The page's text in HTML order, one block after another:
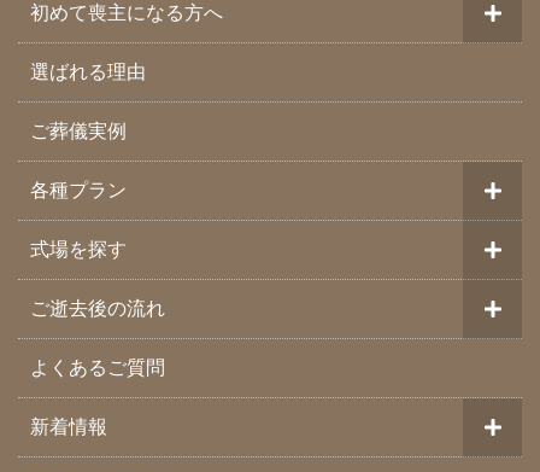
初めて喪主になる方へ
選ばれる理由
ご葬儀実例
各種プラン
式場を探す
ご逝去後の流れ
よくあるご質問
新着情報